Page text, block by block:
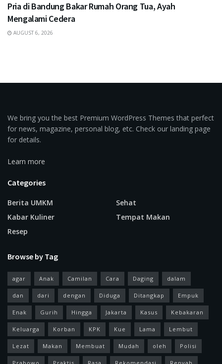
Pria di Bandung Bakar Rumah Orang Tua, Ayah
Mengalami Cedera
AUGUST 6, 2026
We bring you the best Premium WordPress Themes that perfect
for news, magazine, personal blog, etc. Check our landing page
for details.
Learn more
Categories
Berita UMKM
Kabar Kuliner
Resep
Sehat
Tempat Makan
Browse by Tag
agar Anak Camilan Cara Daging dalam
dan dari dengan Diduga Ditangkap Empuk
Enak Gurih Hingga Jakarta Kasus Kebakaran
Keluarga Korban KPK Kue Lama Lembut
Lezat Makan Membuat Mudah oleh Polisi